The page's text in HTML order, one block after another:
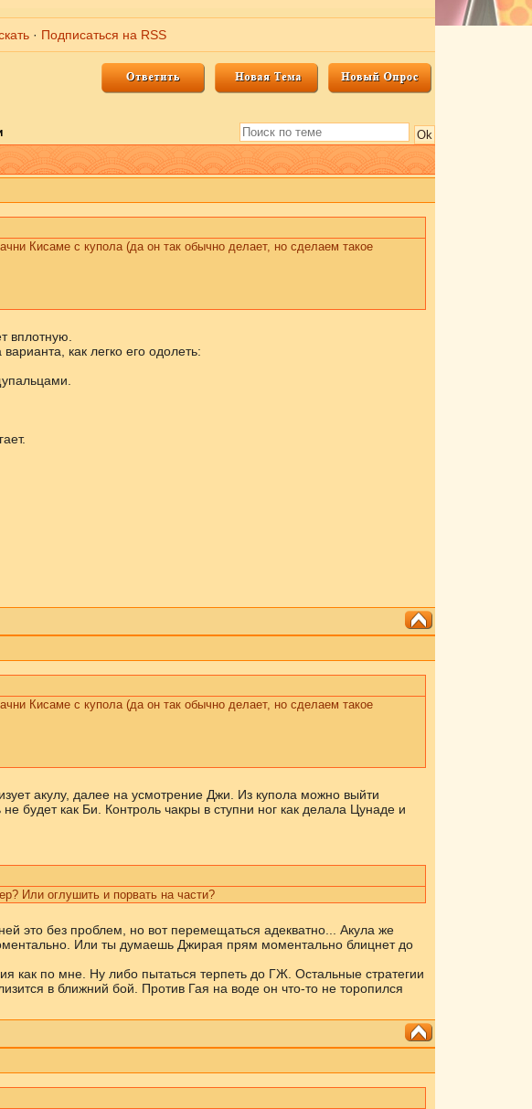
· Подписаться на RSS
Кисаме с купола (да он так обычно делает, но сделаем такое
вплотную.
как легко его одолеть:
Кисаме с купола (да он так обычно делает, но сделаем такое
акулу, далее на усмотрение Джи. Из купола можно выйти
будет как Би. Контроль чакры в ступни ног как делала Цунаде и
Или оглушить и порвать на части?
это без проблем, но вот перемещаться адекватно... Акула же
Или ты думаешь Джирая прям моментально блицнет до
как по мне. Ну либо пытаться терпеть до ГЖ. Остальные стратегии
в ближний бой. Против Гая на воде он что-то не торопился